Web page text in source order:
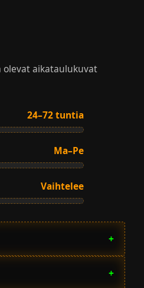
olevat aikataulukuvat
24–72 tuntia
Ma–Pe
Vaihtelee
+
+